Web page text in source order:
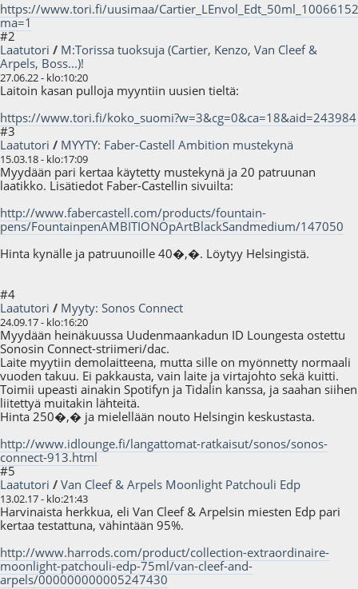
https://www.tori.fi/uusimaa/
ma=1
#2
Laatutori / M:Torissa tuoksuja (Cartier, Kenzo, Van Cleef &
Arpels, Boss...)!
27.06.22 - klo:10:20
Laitoin kasan pulloja myyntiin uusien tieltä:
https://www.tori.fi/koko_suomi?w=3&cg=0&ca=18&aid=243984
#3
Laatutori / MYYTY: Faber-Castell Ambition mustekynä
15.03.18 - klo:17:09
Myydään pari kertaa käytetty mustekynä ja 20 patruunan
laatikko. Lisätiedot Faber-Castellin sivuilta:
http://www.fabercastell.com/products/fountain-
pens/FountainpenAMBITIONOpArtBlackSandmedium/147050
Hinta kynälle ja patruunoille 40�,�. Löytyy Helsingistä.
#4
Laatutori / Myyty: Sonos Connect
24.09.17 - klo:16:20
Myydään heinäkuussa Uudenmaankadun ID Loungesta ostettu
Sonosin Connect-striimeri/dac.
Laite myytiin demolaitteena, mutta sille on myönnetty normaali
vuoden takuu. Ei pakkausta, vain laite ja virtajohto sekä kuitti.
Toimii upeasti ainakin Spotifyn ja Tidalin kanssa, ja saahan siihen
liitettyä muitakin lähteitä.
Hinta 250�,� ja mielellään nouto Helsingin keskustasta.
http://www.idlounge.fi/langattomat-ratkaisut/sonos/sonos-
connect-913.html
#5
Laatutori / Van Cleef & Arpels Moonlight Patchouli Edp
13.02.17 - klo:21:43
Harvinaista herkkua, eli Van Cleef & Arpelsin miesten Edp pari
kertaa testattuna, vähintään 95%.
http://www.harrods.com/product/collection-extraordinaire-
moonlight-patchouli-edp-75ml/van-cleef-and-
arpels/000000000005247430